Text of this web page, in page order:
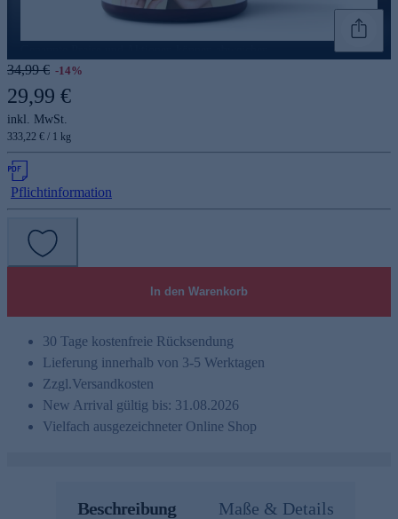
34,99 € -14%
29,99 €
inkl. MwSt.
333,22 € / 1 kg
Pflichtinformation
In den Warenkorb
30 Tage kostenfreie Rücksendung
Lieferung innerhalb von 3-5 Werktagen
Zzgl.Versandkosten
New Arrival gültig bis: 31.08.2026
Vielfach ausgezeichneter Online Shop
Beschreibung Maße & Details